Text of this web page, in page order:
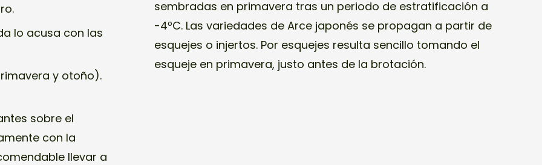
lo acusa con las
y otoño).
sobre el
con la
llevar a
sembradas en primavera tras un periodo de estratificación a
-4ºC. Las variedades de Arce japonés se propagan a partir de
esquejes o injertos. Por esquejes resulta sencillo tomando el
esqueje en primavera, justo antes de la brotación.